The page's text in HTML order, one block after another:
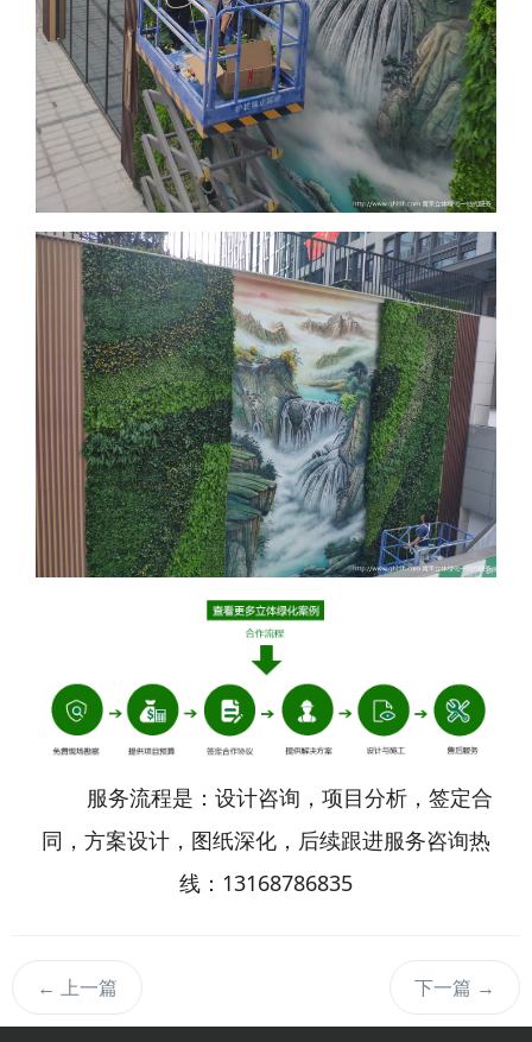
服务流程是：设计咨询，项目分析，签定合
同，方案设计，图纸深化，后续跟进服务咨询热
线：13168786835
← 上一篇 下一篇 →